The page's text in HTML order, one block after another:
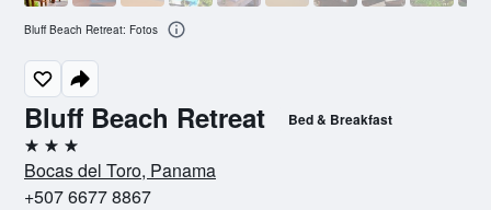
Bluff Beach Retreat Bed & Breakfast
3 Sterne
Bocas del Toro, Panama
+507 6677 8867
Bluff Beach Retreat: Fotos